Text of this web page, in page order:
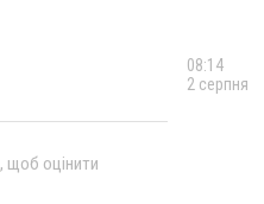
, щоб оцінити
08:14
2 серпня